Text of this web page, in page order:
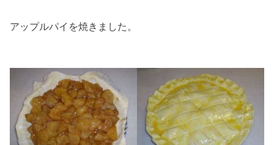
アップルパイを焼きました。